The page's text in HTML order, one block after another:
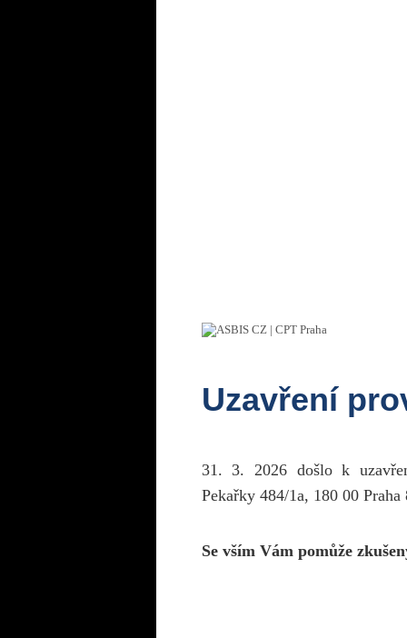
Uzavření
31. 3. 2026 došlo k
Pekařky 484/1a, 180 00 Praha
Se vším Vám pomůže